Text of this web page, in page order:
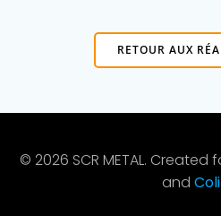
RETOUR AUX
© 2026 SCR METAL.
and